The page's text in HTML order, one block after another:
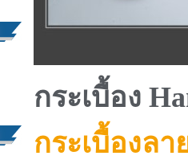
กระเบื้อง
กระเบื้องล